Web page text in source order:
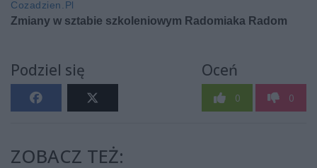
Podziel się Oceń
0 0
ZOBACZ TEŻ: